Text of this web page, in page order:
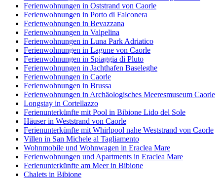
Ferienwohnungen in Oststrand von Caorle
Ferienwohnungen in Porto di Falconera
Ferienwohnungen in Bevazzana
Ferienwohnungen in Valpelina
Ferienwohnungen in Luna Park Adriatico
Ferienwohnungen in Lagune von Caorle
Ferienwohnungen in Spiaggia di Pluto
Ferienwohnungen in Jachthafen Baseleghe
Ferienwohnungen in Caorle
Ferienwohnungen in Brussa
Ferienwohnungen in Archäologisches Meeresmuseum Caorle
Longstay in Cortellazzo
Ferienunterkünfte mit Pool in Bibione Lido del Sole
Häuser in Weststrand von Caorle
Ferienunterkünfte mit Whirlpool nahe Weststrand von Caorle
Villen in San Michele al Tagliamento
Wohnmobile und Wohnwagen in Eraclea Mare
Ferienwohnungen und Apartments in Eraclea Mare
Ferienunterkünfte am Meer in Bibione
Chalets in Bibione